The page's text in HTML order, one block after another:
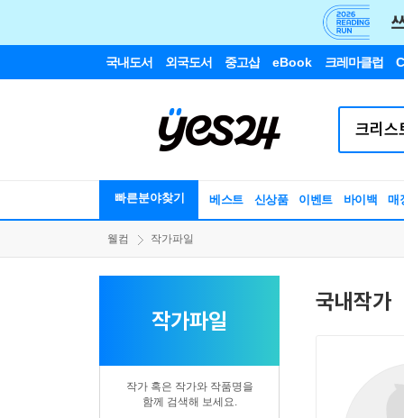
국내도서 외국도서 중고샵 eBook 크레마클럽
빠른분야찾기 베스트 신상품 이벤트 바이백 매
웰컴 작가파일
작가파일
작가 혹은 작가와 작품명을
함께 검색해 보세요.
국내작가